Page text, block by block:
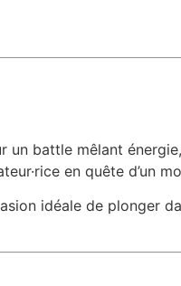
un battle mêlant
en quête d’un
idéale de plonger